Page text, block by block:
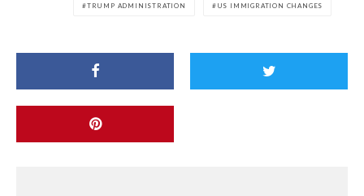
TRUMP ADMINISTRATION US IMMIGRATION CHANGES